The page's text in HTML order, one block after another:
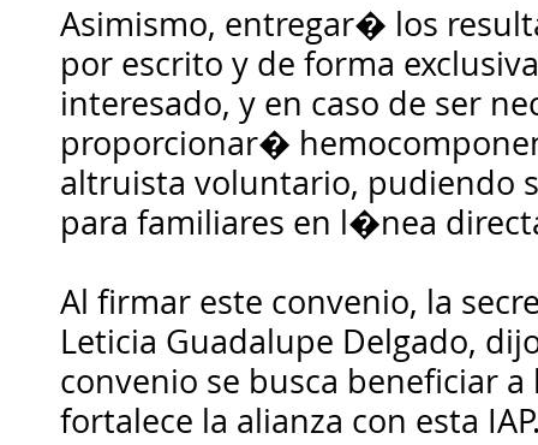
Asimismo, entregar� los
por escrito y de forma
interesado, y en caso de ser
proporcionar�
altruista voluntario, pudiendo
para familiares en l�nea
Al firmar este convenio, la
Leticia Guadalupe Delgado,
convenio se busca beneficiar
fortalece la alianza con esta